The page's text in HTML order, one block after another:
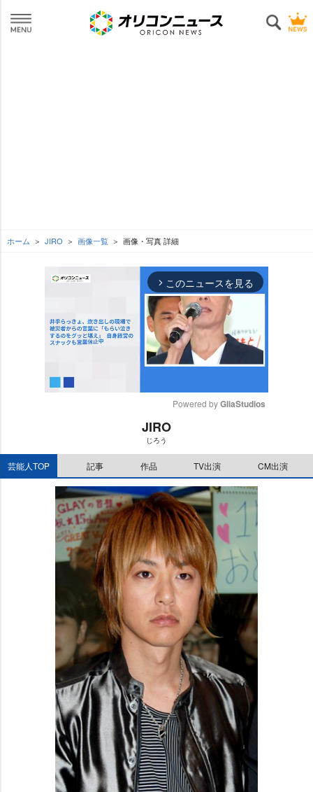
ホーム JIRO 画像一覧 画像・写真 詳細
arrow_forward_ios このニュースを見る
e
Powered by GliaStudios
JIRO
じろう
芸能人TOP 記事 作品 TV出演 CM出演